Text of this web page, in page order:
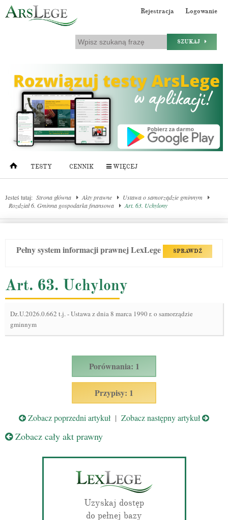
Rejestracja Logowanie
SZUKAJ
TESTY CENNIK WIĘCEJ
Jesteś tutaj: Strona główna Akty prawne
Ustawa o samorządzie gminnym
Rozdział 6. Gminna gospodarka finansowa
Art. 63. Uchylony
Pełny system informacji prawnej LexLege SPRAWDŹ
Art. 63. Uchylony
Dz.U.2026.0.662 t.j.-Ustawa z dnia 8 marca 1990 r. o samorządzie
gminnym
Porównania: 1
Przypisy: 1
Zobacz poprzedni artykuł | Zobacz następny artykuł
Zobacz cały akt prawny
Uzyskaj dostęp
do pełnej bazy